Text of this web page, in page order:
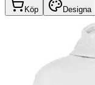
Köp Designa